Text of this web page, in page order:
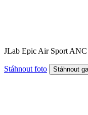
JLab Epic Air Sport ANC
Stáhnout foto